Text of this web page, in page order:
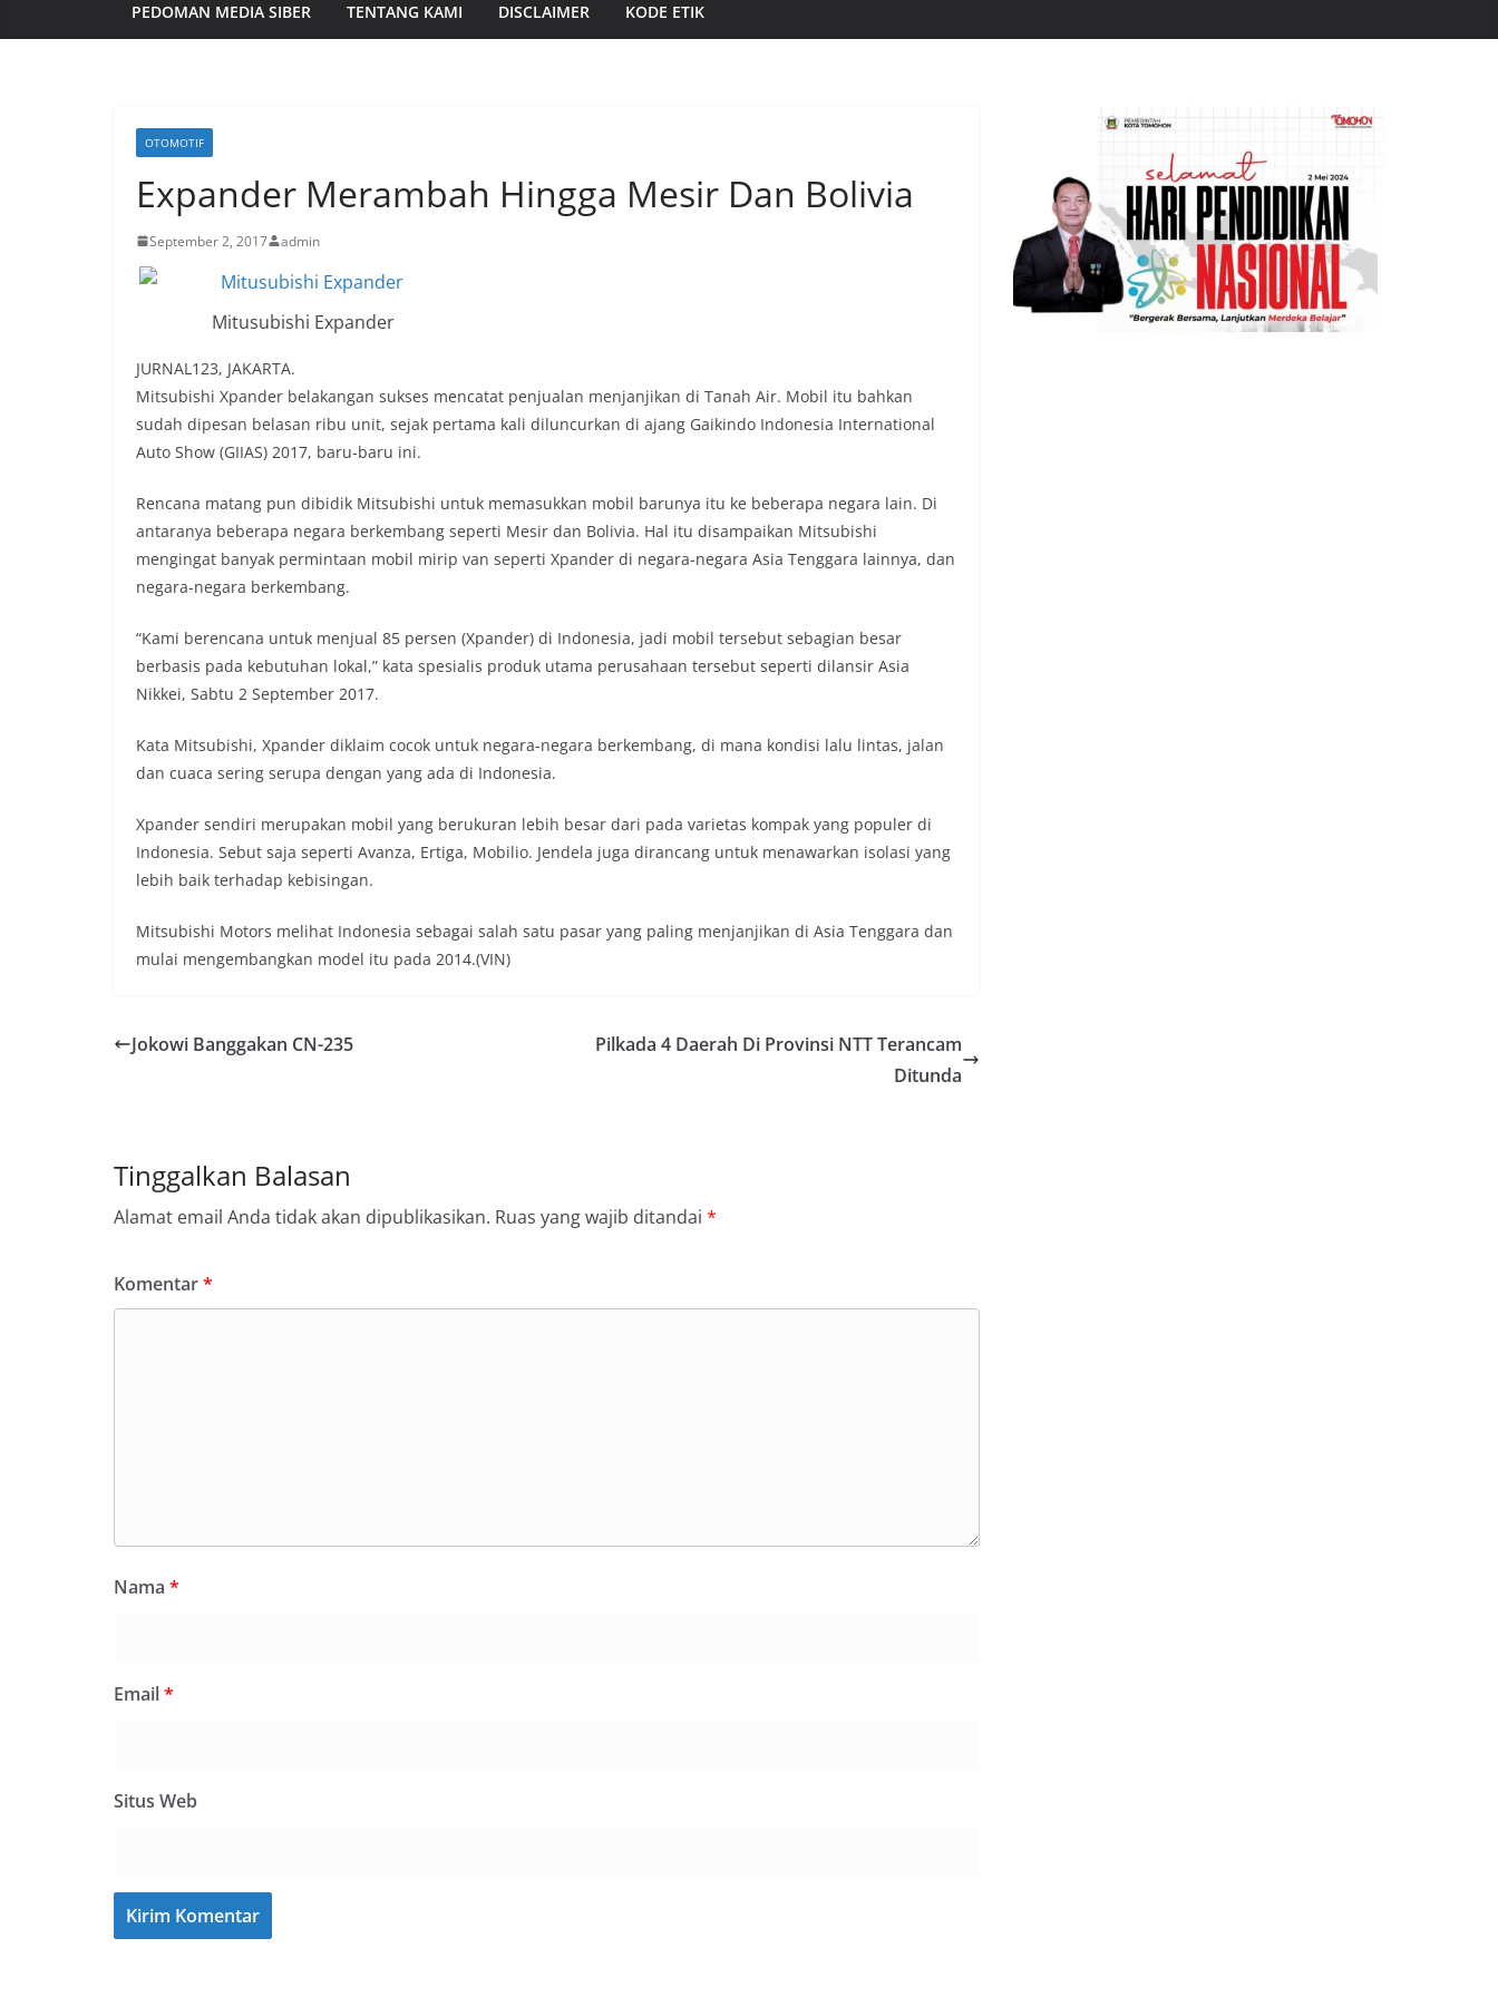
PEDOMAN MEDIA SIBER TENTANG KAMI DISCLAIMER KODE ETIK
OTOMOTIF
Expander Merambah Hingga Mesir Dan Bolivia
September 2, 2017 admin
Mitusubishi Expander
JURNAL123, JAKARTA.
Mitsubishi Xpander belakangan sukses mencatat penjualan menjanjikan di Tanah Air. Mobil itu bahkan
sudah dipesan belasan ribu unit, sejak pertama kali diluncurkan di ajang Gaikindo Indonesia International
Auto Show (GIIAS) 2017, baru-baru ini.
Rencana matang pun dibidik Mitsubishi untuk memasukkan mobil barunya itu ke beberapa negara lain. Di
antaranya beberapa negara berkembang seperti Mesir dan Bolivia. Hal itu disampaikan Mitsubishi
mengingat banyak permintaan mobil mirip van seperti Xpander di negara-negara Asia Tenggara lainnya, dan
negara-negara berkembang.
“Kami berencana untuk menjual 85 persen (Xpander) di Indonesia, jadi mobil tersebut sebagian besar
berbasis pada kebutuhan lokal,” kata spesialis produk utama perusahaan tersebut seperti dilansir Asia
Nikkei, Sabtu 2 September 2017.
Kata Mitsubishi, Xpander diklaim cocok untuk negara-negara berkembang, di mana kondisi lalu lintas, jalan
dan cuaca sering serupa dengan yang ada di Indonesia.
Xpander sendiri merupakan mobil yang berukuran lebih besar dari pada varietas kompak yang populer di
Indonesia. Sebut saja seperti Avanza, Ertiga, Mobilio. Jendela juga dirancang untuk menawarkan isolasi yang
lebih baik terhadap kebisingan.
Mitsubishi Motors melihat Indonesia sebagai salah satu pasar yang paling menjanjikan di Asia Tenggara dan
mulai mengembangkan model itu pada 2014.(VIN)
Jokowi Banggakan CN-235
Pilkada 4 Daerah Di Provinsi NTT Terancam
Ditunda
Tinggalkan Balasan
Alamat email Anda tidak akan dipublikasikan. Ruas yang wajib ditandai *
Komentar*
Nama *
Email*
Situs Web